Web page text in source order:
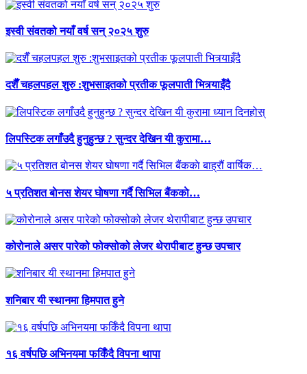
इस्वी संवतको नयाँ वर्ष सन् २०२५ शुरु
दशैँ चहलपहल शुरु :शुभसाइतको प्रतीक फूलपाती भित्र्याइँदै
लिपस्टिक लगाँउदै हुनुहुन्छ ? सुन्दर देखिन यी कुरामा…
५ प्रतिशत बाेनस शेयर घाेषणा गर्दै सिभिल बैंककाे…
कोरोनाले असर पारेको फोक्सोको लेजर थेरापीबाट हुन्छ उपचार
शनिबार यी स्थानमा हिमपात हुने
१६ वर्षपछि अभिनयमा फर्किँदै विपना थापा